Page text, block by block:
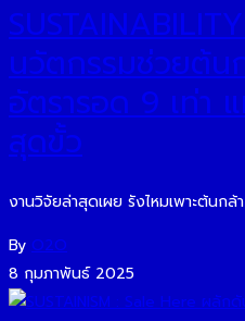
นวัตกรรมช่วยต้น
อัตรารอด 9 เท่า
สุดขั้ว
งานวิจัยล่าสุดเผย รังไหมเพาะต้นกล้
By O2O
8 กุมภาพันธ์ 2025